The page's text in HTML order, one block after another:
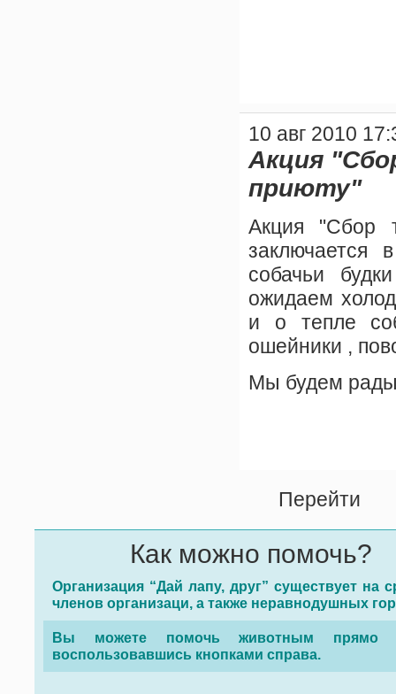
10 авг 2010
Акция
приюту"
Акция "Сбор
заключается
собачьи
ожидаем
и о тепле
ошейники ,
Мы будем
Перейти
Как можно помочь?
Организация “Дай лапу, друг” существует на
членов организаци, а также неравнодушных
Вы можете помочь животным прямо
воспользовавшись кнопками справа.